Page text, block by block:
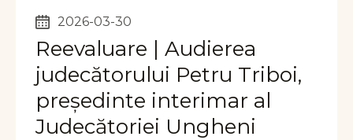
2026-03-30
Reevaluare | Audierea
judecătorului Petru Triboi,
președinte interimar al
Judecătoriei Ungheni